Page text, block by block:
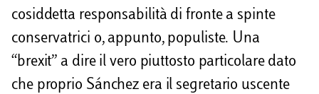
cosiddetta responsabilità di fronte a spinte
conservatrici o, appunto, populiste. Una
“brexit” a dire il vero piuttosto particolare dato
che proprio Sánchez era il segretario uscente